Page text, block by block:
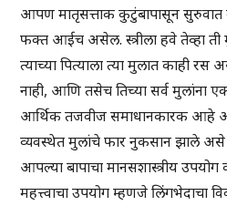
आपण मातृसत्ताक कुटुंबापासून सुरुवात
फक्त आईच असेल. स्त्रीला हवे तेव्हा
त्याच्या पित्याला त्या मुलात काही
नाही, आणि तसेच तिच्या सर्व मुलांना
आर्थिक तजवीज समाधानकारक आहे
व्यवस्थेत मुलांचे फार नुकसान झाले
आपल्या बापाचा मानसशास्त्रीय
महत्त्वाचा उपयोग म्हणजे लिंगभेदाचा